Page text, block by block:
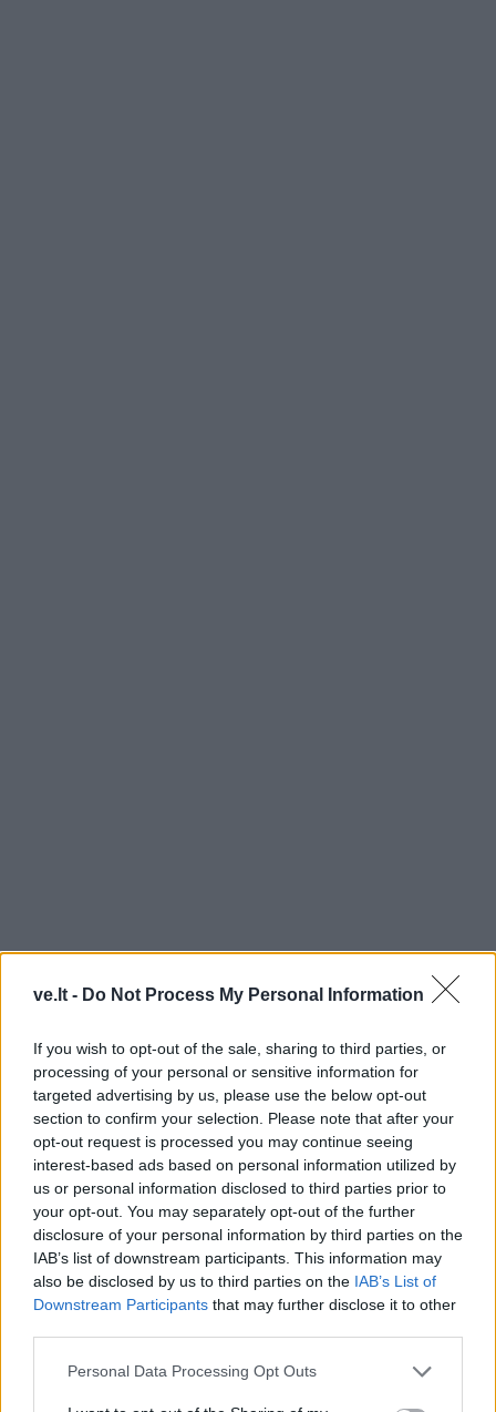
ve.lt - Do Not Process My Personal Information
If you wish to opt-out of the sale, sharing to third parties, or
processing of your personal or sensitive information for
targeted advertising by us, please use the below opt-out
section to confirm your selection. Please note that after your
opt-out request is processed you may continue seeing
interest-based ads based on personal information utilized by
us or personal information disclosed to third parties prior to
your opt-out. You may separately opt-out of the further
disclosure of your personal information by third parties on the
IAB’s list of downstream participants. This information may
also be disclosed by us to third parties on the IAB’s List of
Downstream Participants that may further disclose it to other
Personal Data Processing Opt Outs
Į Klaipėdą iš emigracijos
grįžusi Karina Kučinskienė
įvardijo didžiausią savo
Jūros šventę anksčiau
puošęs Anatolijus
Klemencovas: gal jau